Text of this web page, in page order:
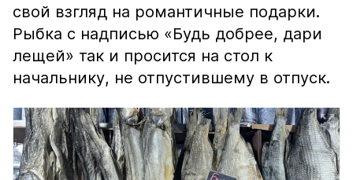
свой взгляд на романтичные подарки.
Рыбка с надписью «Будь добрее, дари
лещей» так и просится на стол к
начальнику, не отпустившему в отпуск.